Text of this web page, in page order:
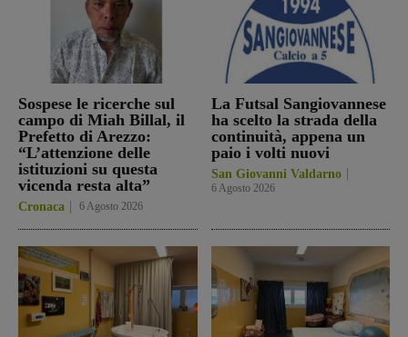
Sospese le ricerche sul
campo di Miah Billal, il
Prefetto di Arezzo:
“L’attenzione delle
istituzioni su questa
vicenda resta alta”
Cronaca 6 Agosto 2026
La Futsal Sangiovannese
ha scelto la strada della
continuità, appena un
paio i volti nuovi
San Giovanni Valdarno
6 Agosto 2026